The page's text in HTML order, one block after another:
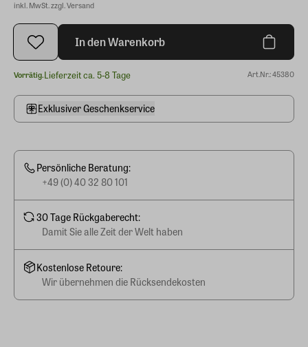
inkl. MwSt. zzgl. Versand
In den Warenkorb
Vorrätig.Lieferzeit ca. 5-8 Tage Art.Nr.: 45380
Exklusiver Geschenkservice
Persönliche Beratung:
+49 (0) 40 32 80 101
30 Tage Rückgaberecht:
Damit Sie alle Zeit der Welt haben
Kostenlose Retoure:
Wir übernehmen die Rücksendekosten